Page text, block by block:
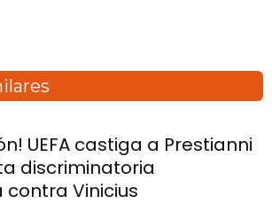
UEFA castiga a Prestianni
discriminatoria
Vinicius